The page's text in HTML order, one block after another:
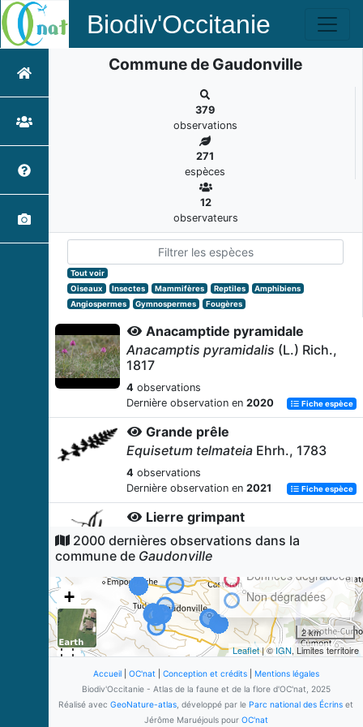
Biodiv'Occitanie
Commune de Gaudonville
379
observations
271
espèces
12
observateurs
Tout voir
Oiseaux
Insectes Mammifères Reptiles
Amphibiens
Angiospermes
Gymnospermes Fougères
Anacamptide pyramidale
Anacamptis pyramidalis (L.) Rich.,
1817
4 observations
Dernière observation en 2020 Fiche espèce
Grande prêle
Equisetum telmateia Ehrh., 1783
4 observations
Dernière observation en 2021 Fiche espèce
Lierre grimpant
Hedera helixL., 1753
4observations
Muscari chevelu
Muscari comosum(L.) Mill., 1768
4observations
Dernière observation en2020 Fiche espèce
Prunier épineux
Prunus spinosaL., 1753
2000 dernières observations dans la
commune de Gaudonville
+
Données dégradées
Non dégradées
2 km
Leaflet| ©IGN, Limites territoire
Accueil| OC'nat| Conception et crédits| Mentions légales
Biodiv'Occitanie - Atlas de la faune et de la flore d'OC'nat, 2025
Réalisé avec GeoNature-atlas , développé par le Parc national des Écrins et
Jérôme Maruéjouls pour OC'nat